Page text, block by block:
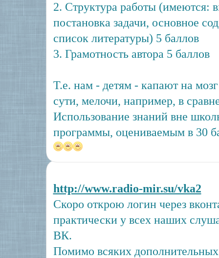
2. Структура работы (имеются:
постановка задачи, основное
список литературы) 5 баллов
3. Грамотность автора 5 баллов
Т.е. нам - детям - капают на
сути, мелочи, например, в
Использование знаний вне
программы, оцениваемым в 30
http://www.radio-mir.su/vka2
Скоро открою логин через
практически у всех наших
ВК.
Помимо всяких